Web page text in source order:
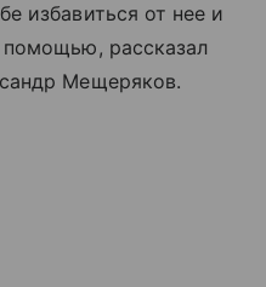
избавиться от нее и
помощью, рассказал
Мещеряков.